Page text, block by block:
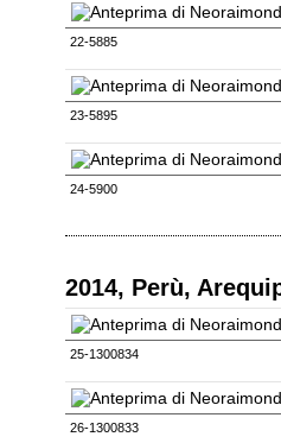
22-5885
23-5895
24-5900
2014, Perù,
25-1300834
26-1300833